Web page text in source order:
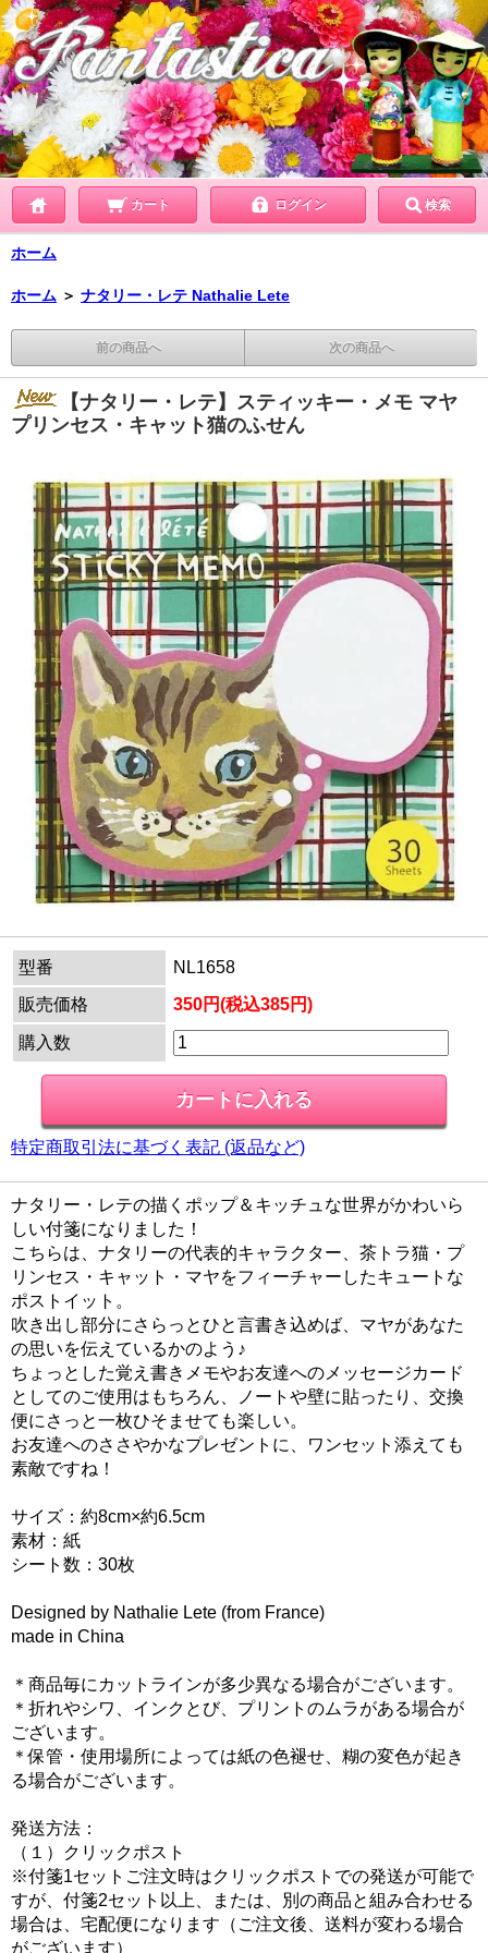
カート ログイン 検索
ホーム
ホーム ＞ ナタリー・レテ Nathalie Lete
前の商品へ 次の商品へ
【ナタリー・レテ】スティッキー・メモ マヤ
プリンセス・キャット猫のふせん
型番
NL1658
販売価格
350円(税込385円)
購入数
特定商取引法に基づく表記 (返品など)
ナタリー・レテの描くポップ＆キッチュな世界がかわいら
しい付箋になりました！
こちらは、ナタリーの代表的キャラクター、茶トラ猫・プ
リンセス・キャット・マヤをフィーチャーしたキュートな
ポストイット。
吹き出し部分にさらっとひと言書き込めば、マヤがあなた
の思いを伝えているかのよう♪
ちょっとした覚え書きメモやお友達へのメッセージカード
としてのご使用はもちろん、ノートや壁に貼ったり、交換
便にさっと一枚ひそませても楽しい。
お友達へのささやかなプレゼントに、ワンセット添えても
素敵ですね！
サイズ：約8cm×約6.5cm
素材：紙
シート数：30枚
Designed by Nathalie Lete (from France)
made in China
＊商品毎にカットラインが多少異なる場合がございます。
＊折れやシワ、インクとび、プリントのムラがある場合が
ございます。
＊保管・使用場所によっては紙の色褪せ、糊の変色が起き
る場合がございます。
発送方法：
（１）クリックポスト
※付箋1セットご注文時はクリックポストでの発送が可能で
すが、付箋2セット以上、または、別の商品と組み合わせる
場合は、宅配便になります（ご注文後、送料が変わる場合
がございます）